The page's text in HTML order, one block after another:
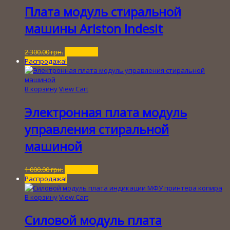
Плата модуль стиральной
машины Ariston Indesit
2 300.00грн.
цена
составляла
300.00 грн..
250.00 грн..
Распродажа!
В корзинуView Cart
Электронная плата модуль
управления стиральной
машиной
1 000.00грн.
цена
составляла
1
100.00 грн..
Распродажа!
В корзинуView Cart
Силовой модуль плата